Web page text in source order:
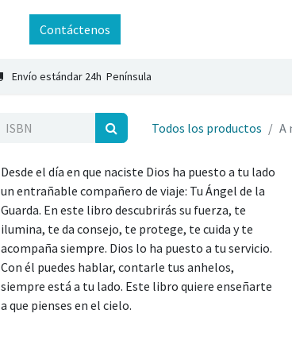
Contáctenos
Envío estándar 24h Península
Todos los productos A
Desde el día en que naciste Dios ha puesto a tu lado
un entrañable compañero de viaje: Tu Ángel de la
Guarda. En este libro descubrirás su fuerza, te
ilumina, te da consejo, te protege, te cuida y te
acompaña siempre. Dios lo ha puesto a tu servicio.
Con él puedes hablar, contarle tus anhelos,
siempre está a tu lado. Este libro quiere enseñarte
a que pienses en el cielo.